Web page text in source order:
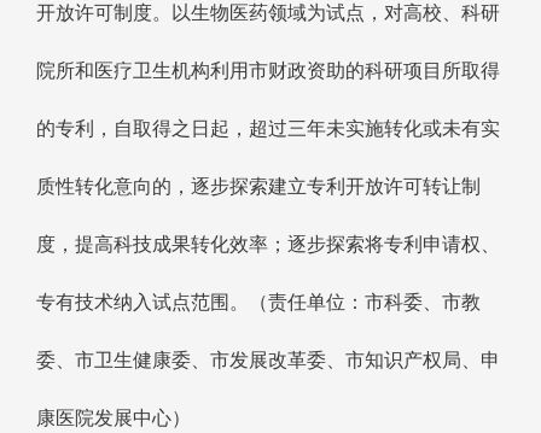
开放许可制度。以生物医药领域为试点，对高校、科研
院所和医疗卫生机构利用市财政资助的科研项目所取得
的专利，自取得之日起，超过三年未实施转化或未有实
质性转化意向的，逐步探索建立专利开放许可转让制
度，提高科技成果转化效率；逐步探索将专利申请权、
专有技术纳入试点范围。（责任单位：市科委、市教
委、市卫生健康委、市发展改革委、市知识产权局、申
康医院发展中心）